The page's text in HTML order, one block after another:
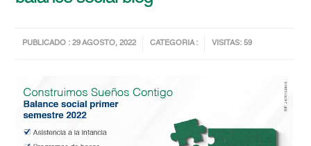
PUBLICADO : 29 AGOSTO, 2022 CATEGORIA : VISITAS: 59